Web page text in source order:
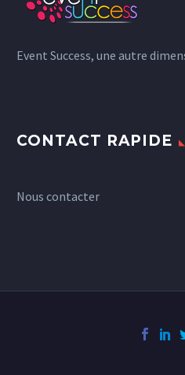
Event Success, une autre
CONTACT RAPIDE
Nous contacter